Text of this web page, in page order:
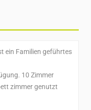
ein Familien geführtes
10 Zimmer
zimmer genutzt